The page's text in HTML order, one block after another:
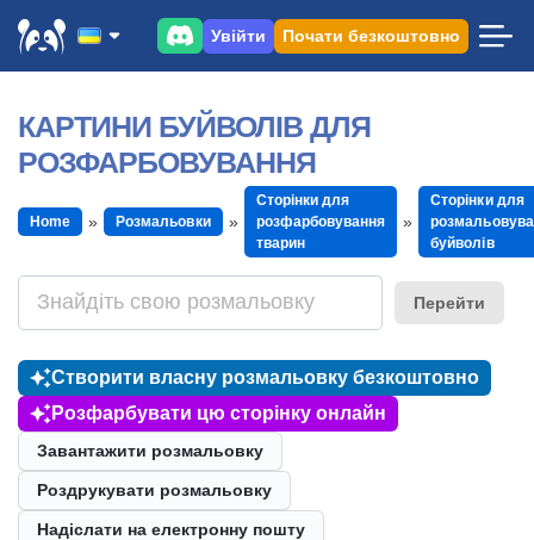
Увійти Почати безкоштовно
КАРТИНИ БУЙВОЛІВ ДЛЯ
РОЗФАРБОВУВАННЯ
Home Розмальовки
Сторінки для
розфарбовування
тварин
Сторінки для
буйволів
Перейти
Створити власну розмальовку безкоштовно
Розфарбувати цю сторінку онлайн
Завантажити розмальовку
Роздрукувати розмальовку
Надіслати на електронну пошту